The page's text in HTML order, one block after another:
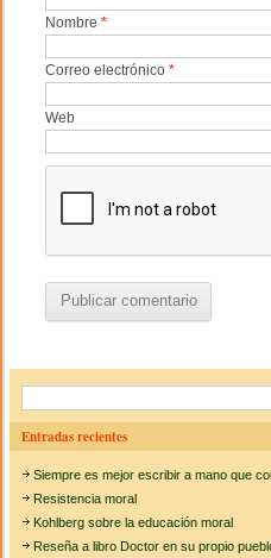
Nombre*
Correo electrónico*
Web
u
c
a
Entradas recientes
Siempre es mejor escribir a mano que
Resistencia moral
Kohlberg sobre la educación moral
Reseña a libro Doctor en su propio